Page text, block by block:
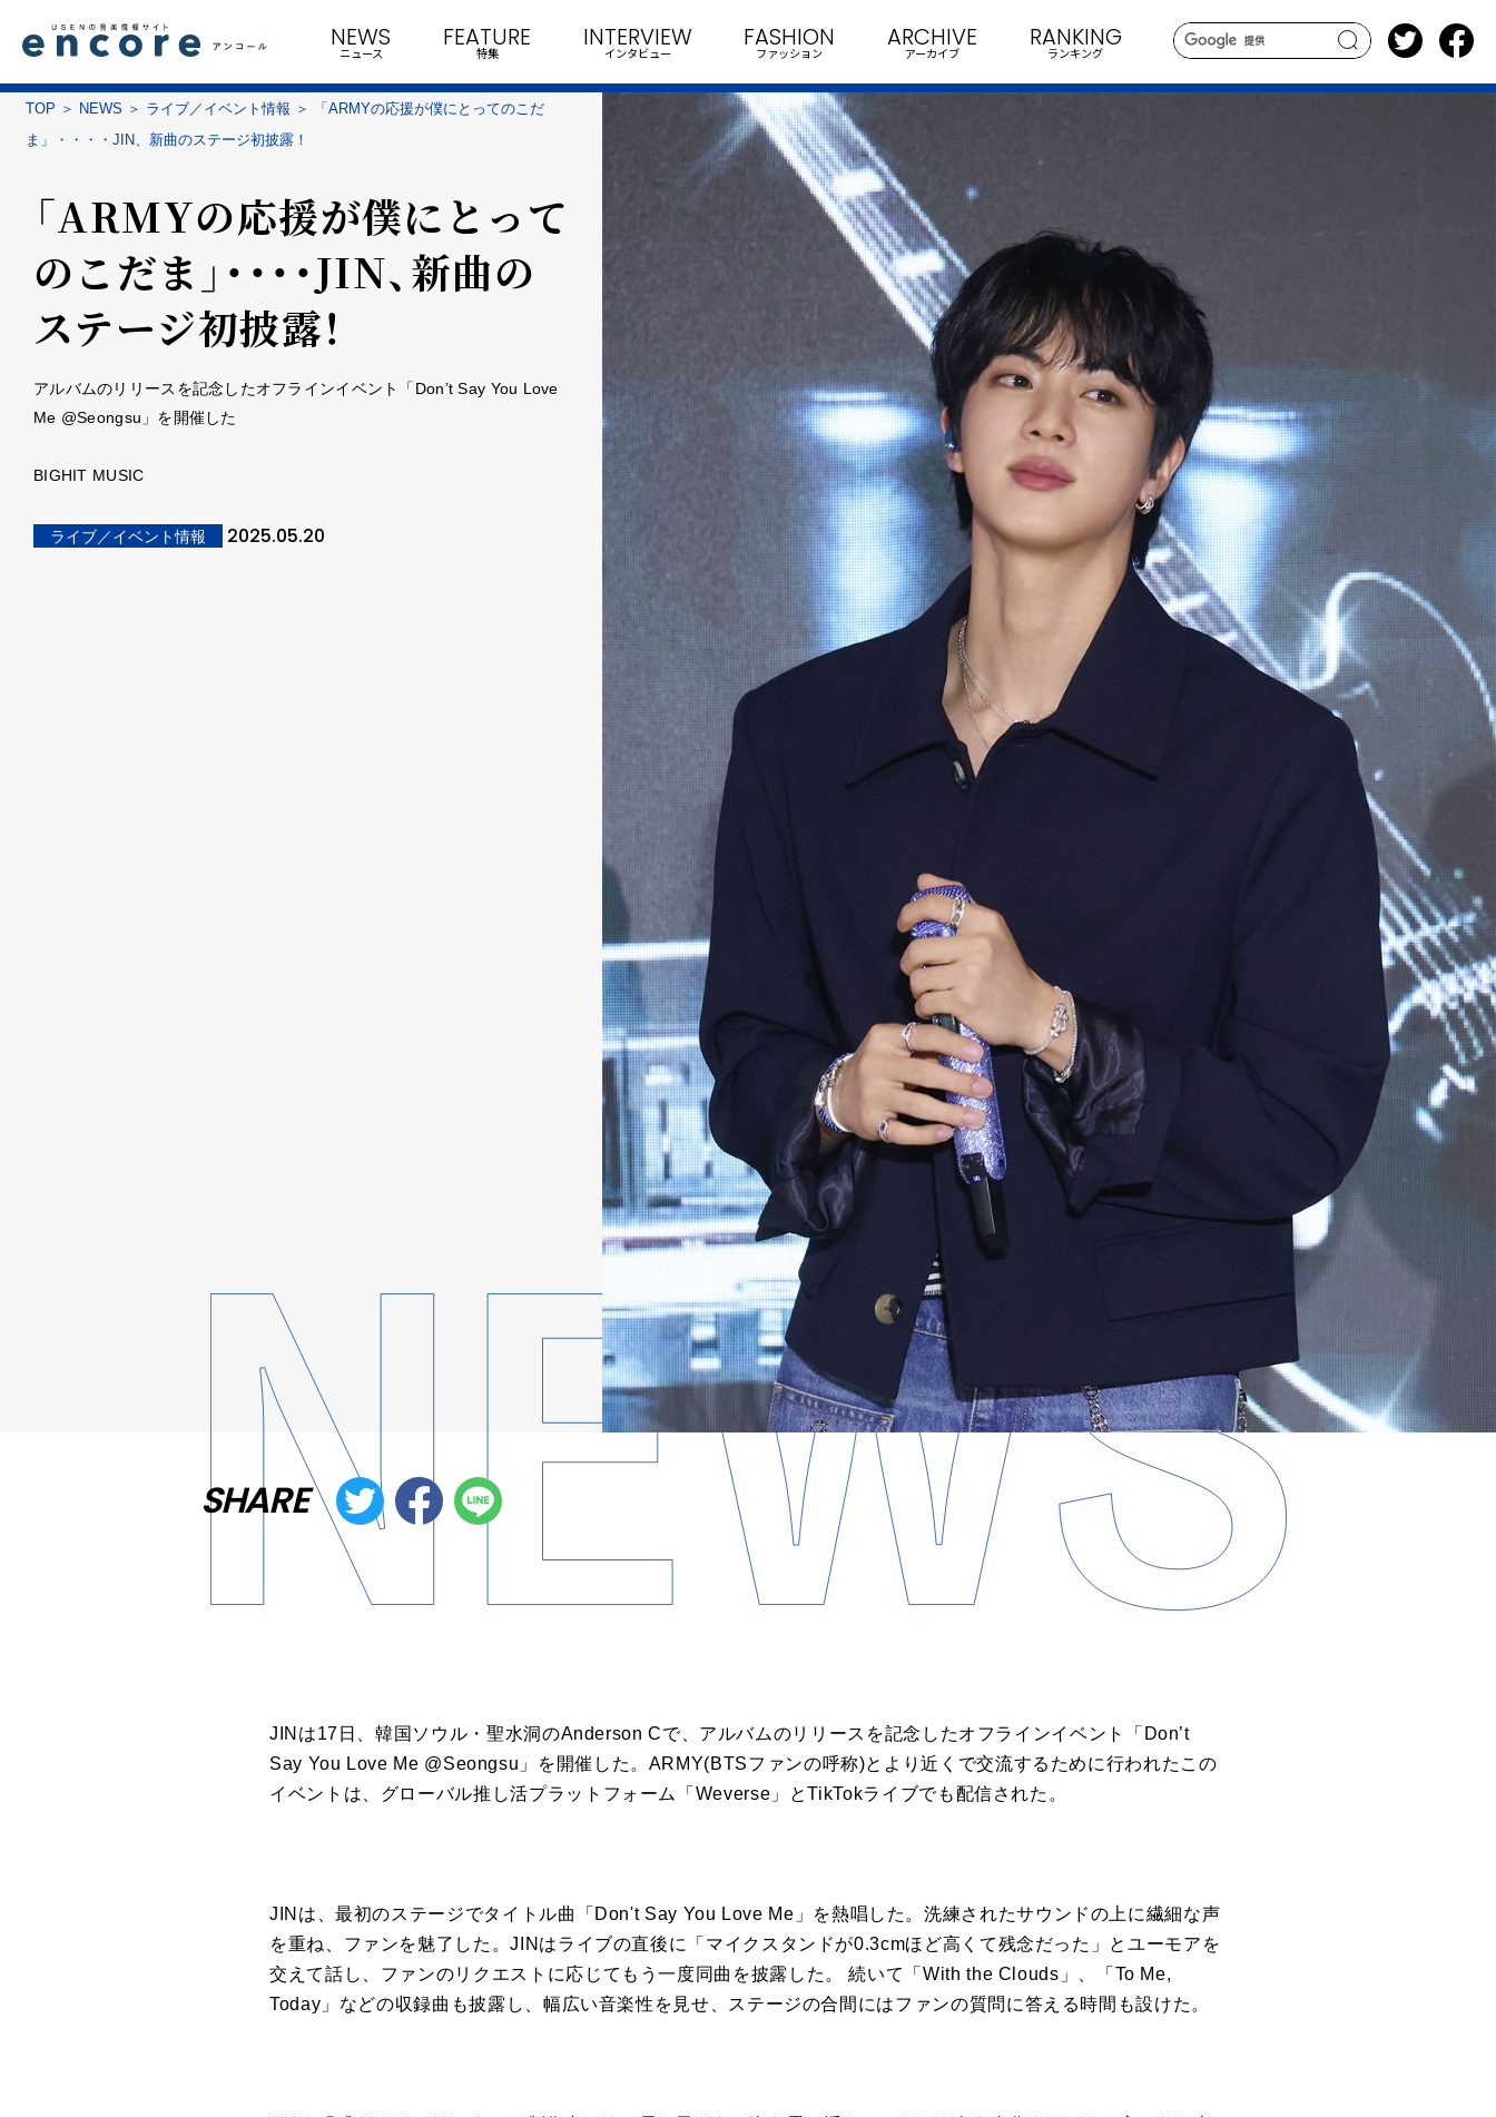
search
NEWS
ニュース
FEATURE
特集
INTERVIEW
インタビュー
FASHION
ファッション
ARCHIVE
アーカイブ
RANKING
ランキング
TOP NEWS ライブ／イベント情報
「ARMYの応援が僕にとってのこだ
ま」・・・・JIN、新曲のステージ初披露！
「ARMYの応援が僕にとって
のこだま」・・・・JIN、新曲の
ステージ初披露！
アルバムのリリースを記念したオフラインイベント「Don’t Say You Love
Me @Seongsu」を開催した
BIGHIT MUSIC
ライブ／イベント情報 2025.05.20
SHARE
JINは17日、韓国ソウル・聖水洞のAnderson Cで、アルバムのリリースを記念したオフラインイベント「Don’t
Say You Love Me @Seongsu」を開催した。ARMY(BTSファンの呼称)とより近くで交流するために行われたこの
イベントは、グローバル推し活プラットフォーム「Weverse」とTikTokライブでも配信された。
JINは、最初のステージでタイトル曲「Don't Say You Love Me」を熱唱した。洗練されたサウンドの上に繊細な声
を重ね、ファンを魅了した。JINはライブの直後に「マイクスタンドが0.3cmほど高くて残念だった」とユーモアを
交えて話し、ファンのリクエストに応じてもう一度同曲を披露した。 続いて「With the Clouds」、「To Me,
Today」などの収録曲も披露し、幅広い音楽性を見せ、ステージの合間にはファンの質問に答える時間も設けた。